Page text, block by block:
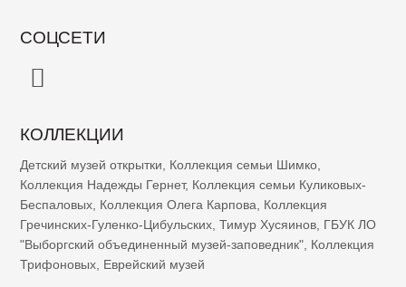
СОЦСЕТИ
КОЛЛЕКЦИИ
Детский музей открытки Коллекция семьи Шимко
Коллекция Надежды Гернет, Коллекция семьи Куликовых-
Беспаловых Коллекция Олега Карпова
Коллекция
Гречинских-Гуленко-Цибульских Тимур Хусяинов ГБУК ЛО
"Выборгский объединенный музей-заповедник" Коллекция
Трифоновых Еврейский музей